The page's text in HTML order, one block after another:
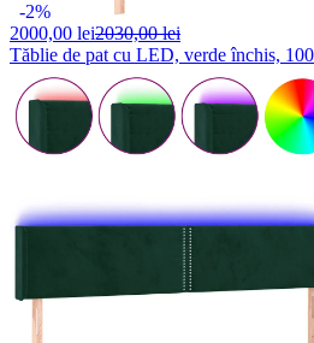
-2%
2000,00 lei2030,00 lei
Tăblie de pat cu LED, verde închis,